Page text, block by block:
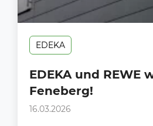
EDEKA
EDEKA und REWE
Feneberg!
16.03.2026